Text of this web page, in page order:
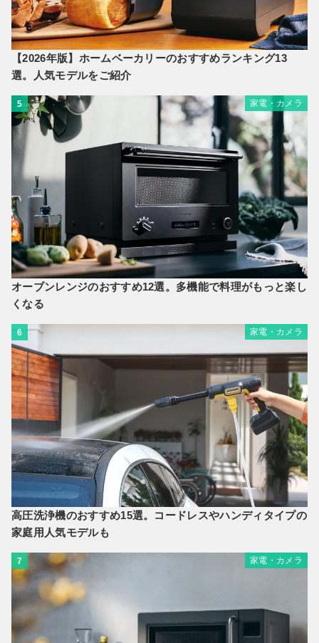
【2026年版】ホームベーカリーのおすすめランキング13
選。人気モデルをご紹介
5 家電・カメラ
オーブンレンジのおすすめ12選。多機能で料理がもっと楽し
くなる
6 家電・カメラ
高圧洗浄機のおすすめ15選。コードレスやハンディタイプの
家庭用人気モデルも
7 家電・カメラ